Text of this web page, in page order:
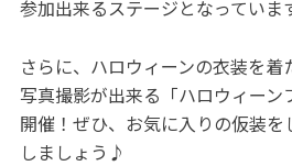
参加出来るステージとなっていま
さらに、ハロウィーンの衣装を着
写真撮影が出来る「ハロウィーン
開催！ぜひ、お気に入りの仮装
しましょう♪